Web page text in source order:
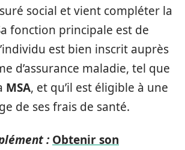
social et vient compléter la
fonction principale est de
est bien inscrit auprès
d’assurance maladie, tel que
MSA, et qu’il est éligible à une
de ses frais de santé.
: Obtenir son